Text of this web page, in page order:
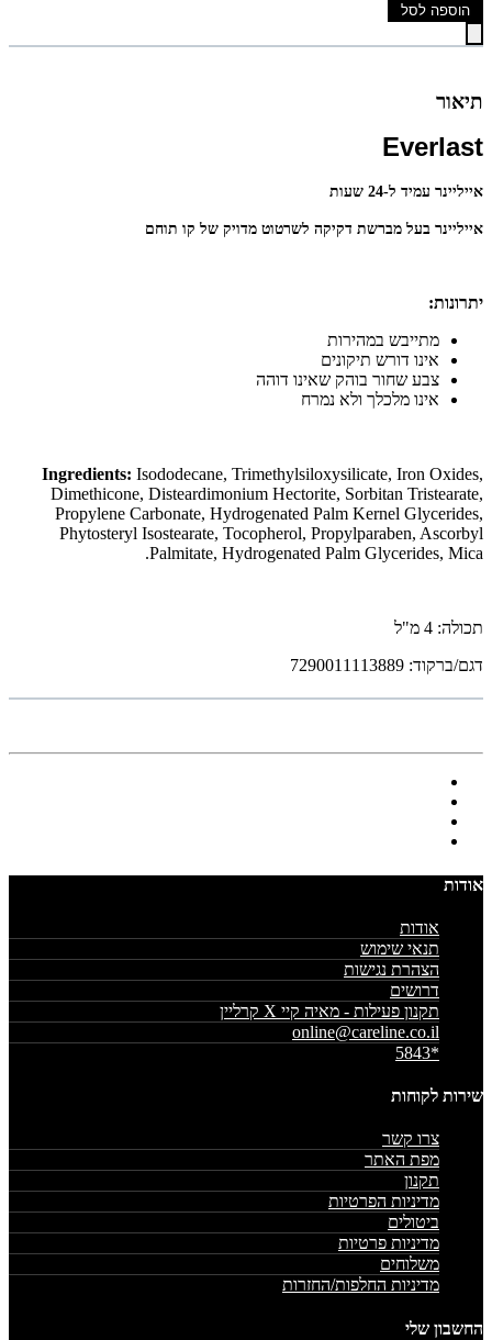
הוספה לסל
תיאור
Everlast
אייליינר עמיד ל-24 שעות
אייליינר בעל מברשת דקיקה לשרטוט מדויק של קו תוחם
יתרונות:
מתייבש במהירות
אינו דורש תיקונים
צבע שחור בוהק שאינו דוהה
אינו מלכלך ולא נמרח
Ingredients: Isododecane, Trimethylsiloxysilicate, Iron Oxides,
Dimethicone, Disteardimonium Hectorite, Sorbitan Tristearate,
Propylene Carbonate, Hydrogenated Palm Kernel Glycerides,
Phytosteryl Isostearate, Tocopherol, Propylparaben, Ascorbyl
Palmitate, Hydrogenated Palm Glycerides, Mica.
תכולה: 4 מ"ל
דגם/ברקוד: 7290011113889
אודות
אודות
תנאי שימוש
הצהרת נגישות
דרושים
תקנון פעילות - מאיה קיי X קרליין
online@careline.co.il
*5843
שירות לקוחות
צרו קשר
מפת האתר
תקנון
מדיניות הפרטיות
ביטולים
מדיניות פרטיות
משלוחים
מדיניות החלפות/החזרות
החשבון שלי